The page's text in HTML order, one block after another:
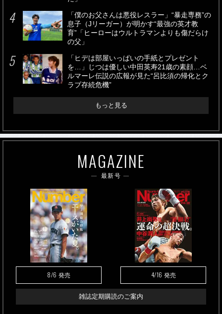
「僕のお父さんは悪役レスラー」“暴走専務”の
息子（Jリーガー）が明かす“最強の英才教
育”「ヒーローはウルトラマンよりも傷だらけ
の父」
「ヒデは部屋いっぱいの手紙とプレゼント
を…」じつは優しい中田英寿21歳の素顔…ベ
ルマーレ伝説の広報が見た“呂比須の帰化とク
ラブ存続危機”
もっと見る
MAGAZINE
最新号
8/6 発売 4/16 発売
雑誌定期購読のご案内